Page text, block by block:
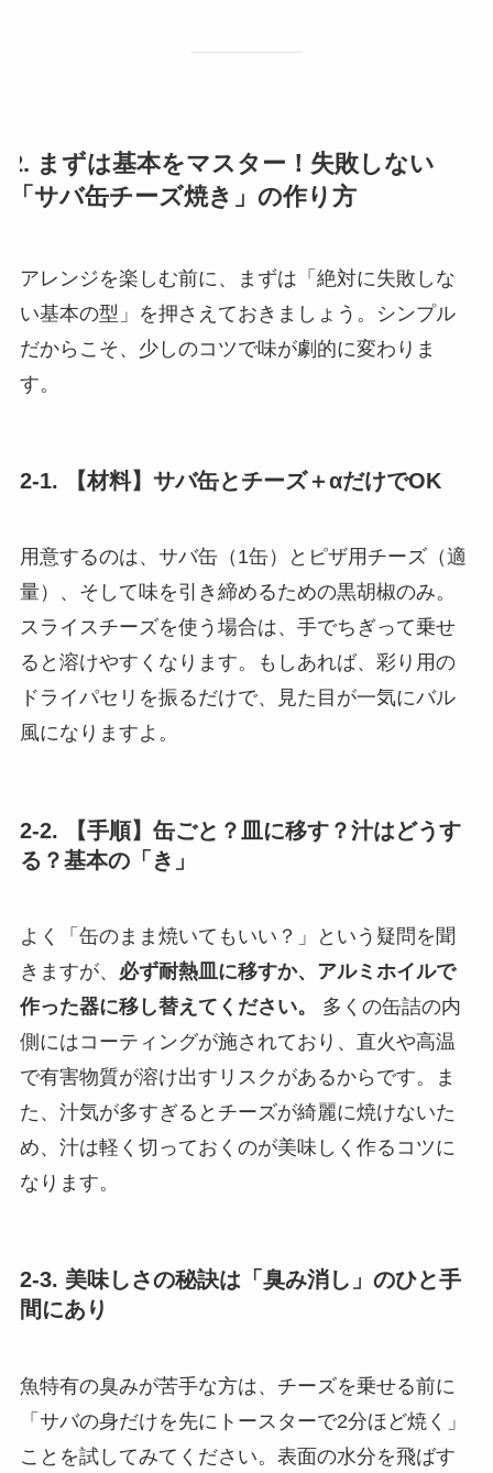
2. まずは基本をマスター！失敗しない
「サバ缶チーズ焼き」の作り方
アレンジを楽しむ前に、まずは「絶対に失敗しな
い基本の型」を押さえておきましょう。シンプル
だからこそ、少しのコツで味が劇的に変わりま
す。
2-1. 【材料】サバ缶とチーズ＋αだけでOK
用意するのは、サバ缶（1缶）とピザ用チーズ（適
量）、そして味を引き締めるための黒胡椒のみ。
スライスチーズを使う場合は、手でちぎって乗せ
ると溶けやすくなります。もしあれば、彩り用の
ドライパセリを振るだけで、見た目が一気にバル
風になりますよ。
2-2. 【手順】缶ごと？皿に移す？汁はどうす
る？基本の「き」
よく「缶のまま焼いてもいい？」という疑問を聞
きますが、 必ず耐熱皿に移すか、アルミホイルで
作った器に移し替えてください。
多くの缶詰の内
側にはコーティングが施されており、直火や高温
で有害物質が溶け出すリスクがあるからです。ま
た、汁気が多すぎるとチーズが綺麗に焼けないた
め、汁は軽く切っておくのが美味しく作るコツに
なります。
2-3. 美味しさの秘訣は「臭み消し」のひと手
間にあり
魚特有の臭みが苦手な方は、チーズを乗せる前に
「サバの身だけを先にトースターで2分ほど焼く」
ことを試してみてください。表面の水分を飛ばす